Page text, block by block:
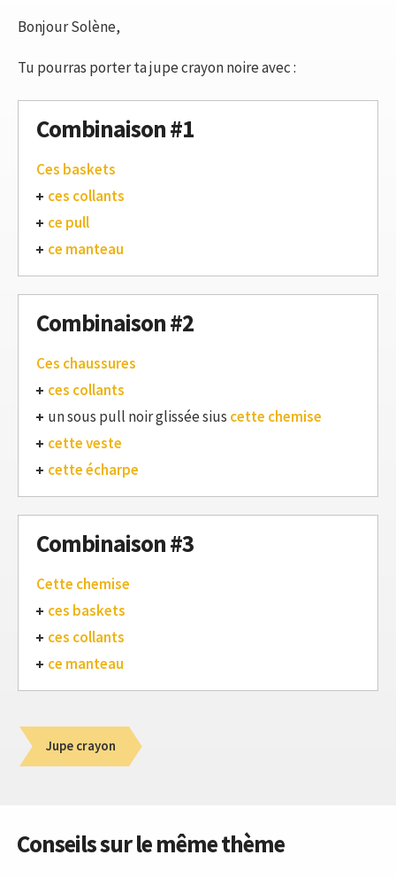
Bonjour Solène,
Tu pourras porter ta jupe crayon noire avec :
Combinaison #1
Ces baskets
ces collants
ce pull
ce manteau
Combinaison #2
Ces chaussures
ces collants
un sous pull noir glissée sius cette chemise
cette veste
cette écharpe
Combinaison #3
Cette chemise
ces baskets
ces collants
ce manteau
Jupe crayon
Conseils sur le même thème